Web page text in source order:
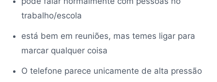
trabalho/escola
está bem em reuniões, mas temes ligar para
marcar qualquer coisa
O telefone parece unicamente de alta pressão